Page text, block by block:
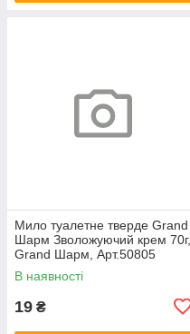
Мило туалетне тверде Grand
Шарм Зволожуючий крем 70г,
Grand Шарм, Арт.50805
В наявності
19 ₴